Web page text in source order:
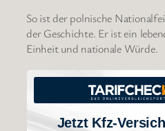
So ist der polnische
der Geschichte. Er ist ein
Einheit und nationale Würde.
Jetzt Kfz-